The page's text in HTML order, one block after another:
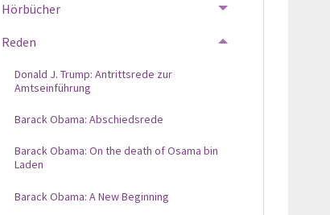
Hörbücher TOGGLE MENU
Reden
TOGGLE MENU
Donald J. Trump: Antrittsrede zur
Amtseinführung
Barack Obama: Abschiedsrede
Barack Obama: On the death of Osama bin
Laden
Barack Obama: A New Beginning